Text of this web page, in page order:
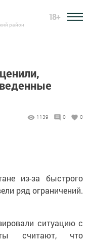
район
18+
1139 0 0
из-за быстрого
ряд ограничений.
ситуацию с
считают, что